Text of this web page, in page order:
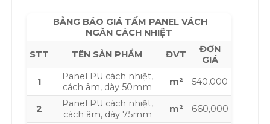
BẢNG BÁO GIÁ TẤM PANEL VÁCH
NGĂN CÁCH NHIỆT
STT
TÊN SẢN PHẨM ĐVT
ĐƠN
GIÁ
1
Panel PU cách nhiệt,
cách âm, dày 50mm
m² 540,000
2
Panel PU cách nhiệt,
cách âm, dày 75mm
m² 660,000